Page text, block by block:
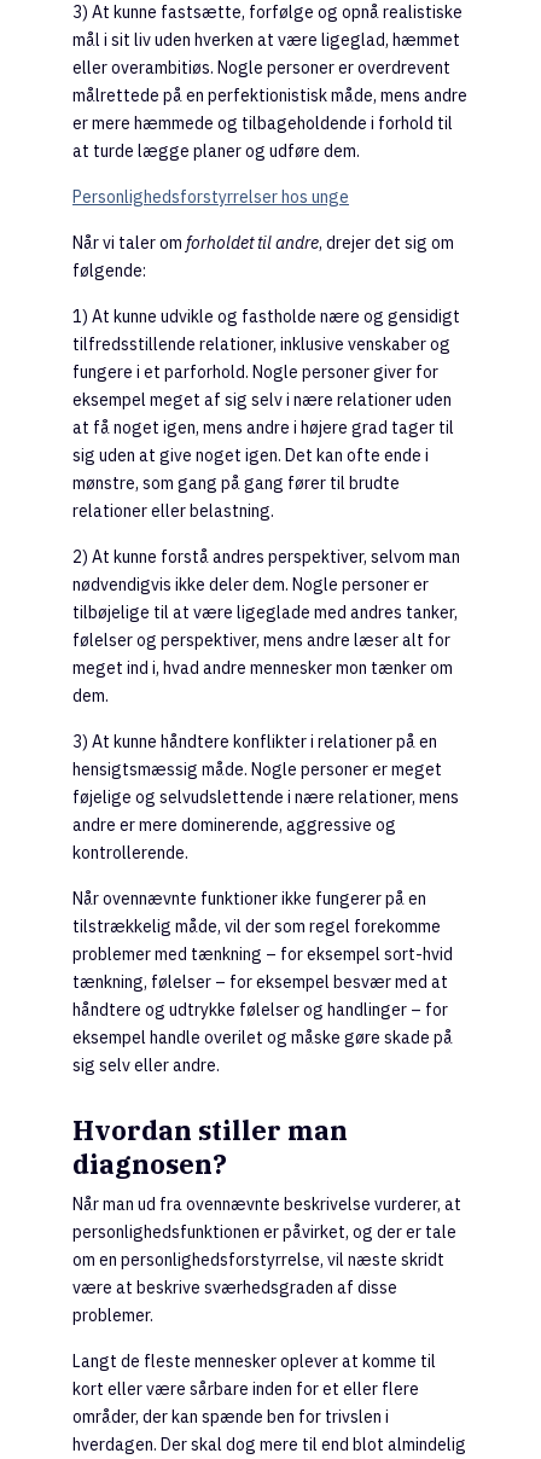
3) At kunne fastsætte, forfølge og opnå realistiske
mål i sit liv uden hverken at være ligeglad, hæmmet
eller overambitiøs. Nogle personer er overdrevent
målrettede på en perfektionistisk måde, mens andre
er mere hæmmede og tilbageholdende i forhold til
at turde lægge planer og udføre dem.
Personlighedsforstyrrelser hos unge
Når vi taler om forholdet til andre, drejer det sig om
følgende:
1) At kunne udvikle og fastholde nære og gensidigt
tilfredsstillende relationer, inklusive venskaber og
fungere i et parforhold. Nogle personer giver for
eksempel meget af sig selv i nære relationer uden
at få noget igen, mens andre i højere grad tager til
sig uden at give noget igen. Det kan ofte ende i
mønstre, som gang på gang fører til brudte
relationer eller belastning.
2) At kunne forstå andres perspektiver, selvom man
nødvendigvis ikke deler dem. Nogle personer er
tilbøjelige til at være ligeglade med andres tanker,
følelser og perspektiver, mens andre læser alt for
meget ind i, hvad andre mennesker mon tænker om
dem.
3) At kunne håndtere konflikter i relationer på en
hensigtsmæssig måde. Nogle personer er meget
føjelige og selvudslettende i nære relationer, mens
andre er mere dominerende, aggressive og
kontrollerende.
Når ovennævnte funktioner ikke fungerer på en
tilstrækkelig måde, vil der som regel forekomme
problemer med tænkning – for eksempel sort-hvid
tænkning, følelser – for eksempel besvær med at
håndtere og udtrykke følelser og handlinger – for
eksempel handle overilet og måske gøre skade på
sig selv eller andre.
Hvordan stiller man
diagnosen?
Når man ud fra ovennævnte beskrivelse vurderer, at
personlighedsfunktionen er påvirket, og der er tale
om en personlighedsforstyrrelse, vil næste skridt
være at beskrive sværhedsgraden af disse
problemer.
Langt de fleste mennesker oplever at komme til
kort eller være sårbare inden for et eller flere
områder, der kan spænde ben for trivslen i
hverdagen. Der skal dog mere til end blot almindelig